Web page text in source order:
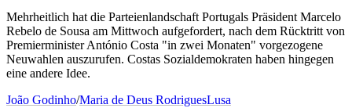
Mehrheitlich hat die Parteienlandschaft Portugals Präsident Marcelo
Rebelo de Sousa am Mittwoch aufgefordert, nach dem Rücktritt von
Premierminister António Costa "in zwei Monaten" vorgezogene
Neuwahlen auszurufen. Costas Sozialdemokraten haben hingegen
eine andere Idee.
João Godinho/Maria de Deus RodriguesLusa